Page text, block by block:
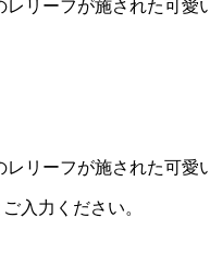
リーフが施された可愛
リーフが施された可
入力ください。